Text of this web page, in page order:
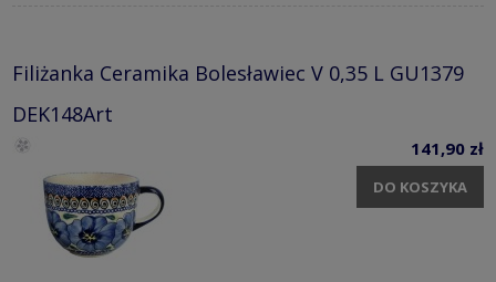
Filiżanka Ceramika Bolesławiec V 0,35 L GU1379
DEK148Art
141,90 zł
DO KOSZYKA